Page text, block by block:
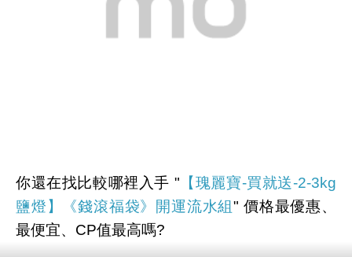
你還在找比較哪裡入手 " 【瑰麗寶-買就送-2-3kg
鹽燈】《錢滾福袋》開運流水組" 價格最優惠、
最便宜、CP值最高嗎?